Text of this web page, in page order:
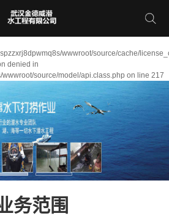
wwwroot/source/cache/
denied in
source/model/api.class.php on line 217
务范围